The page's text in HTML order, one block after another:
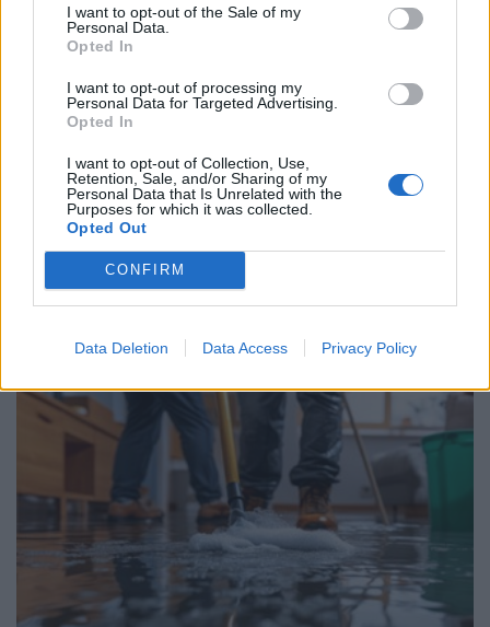
I want to opt-out of the Sale of my
Personal Data.
Opted In
I want to opt-out of processing my
Personal Data for Targeted Advertising.
Opted In
I want to opt-out of Collection, Use,
Retention, Sale, and/or Sharing of my
Personal Data that Is Unrelated with the
Purposes for which it was collected.
Opted Out
CONFIRM
Data Deletion Data Access Privacy Policy
NYHETER 2026-08-04 KL. 16:53
Polishelikopter jagade skogsflyende
dieseltjuv
Lokala brott: • Verktygsstöld på miljonbygge • Fick bilen dränkt i
målarfärg